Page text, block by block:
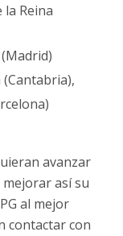
Reina
avanzar
así su
al mejor
contactar con